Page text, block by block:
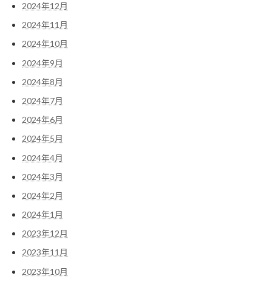
2024年12月
2024年11月
2024年10月
2024年9月
2024年8月
2024年7月
2024年6月
2024年5月
2024年4月
2024年3月
2024年2月
2024年1月
2023年12月
2023年11月
2023年10月